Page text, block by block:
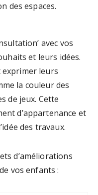
des espaces.
avec vos
et leurs idées.
exprimer leurs
la couleur des
de jeux. Cette
d’appartenance et
des travaux.
d’améliorations
vos enfants :